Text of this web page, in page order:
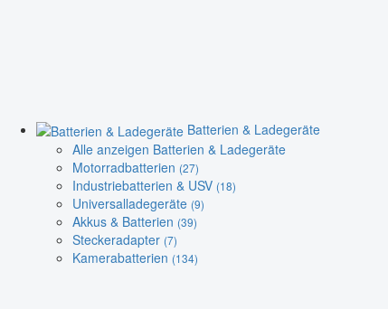
Batterien & Ladegeräte
Alle anzeigen Batterien & Ladegeräte
Motorradbatterien (27)
Industriebatterien & USV (18)
Universalladegeräte (9)
Akkus & Batterien (39)
Steckeradapter (7)
Kamerabatterien (134)